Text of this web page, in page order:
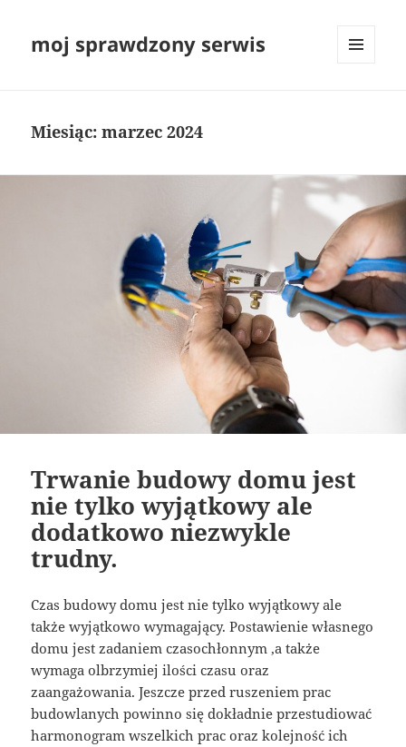
moj sprawdzony serwis
Miesiąc:marzec 2024
Trwanie budowy domu jest
nie tylko wyjątkowy ale
dodatkowo niezwykle
trudny.
Czas budowy domu jest nie tylko wyjątkowy ale
także wyjątkowo wymagający. Postawienie własnego
domu jest zadaniem czasochłonnym ,a także
wymaga olbrzymiej ilości czasu oraz
zaangażowania. Jeszcze przed ruszeniem prac
budowlanych powinno się dokładnie przestudiować
harmonogram wszelkich prac oraz kolejność ich